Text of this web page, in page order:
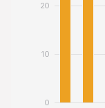
0
10
20